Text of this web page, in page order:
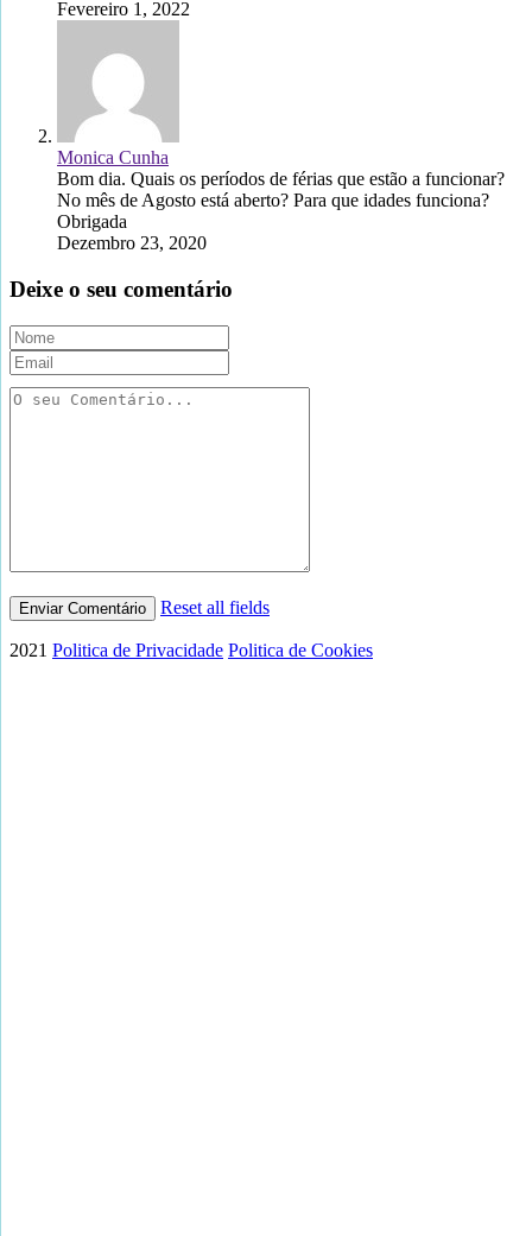
Fevereiro 1, 2022
Monica Cunha
Bom dia. Quais os períodos de férias que estão a funcionar?
No mês de Agosto está aberto? Para que idades funciona?
Obrigada
Dezembro 23, 2020
Deixe o seu comentário
Reset all fields
2021 Politica de Privacidade Politica de Cookies